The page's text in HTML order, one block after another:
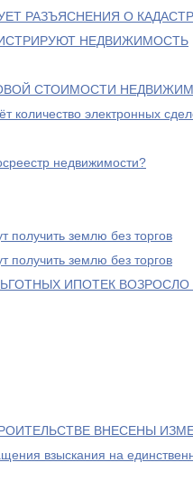
РАЗЪЯСНЕНИЯ О
НЕДВИЖИМОСТЬ
СТОИМОСТИ
количество электронных
недвижимости?
землю без торгов
землю без торгов
ИПОТЕК ВОЗРОСЛО
ВНЕСЕНЫ
взыскания на